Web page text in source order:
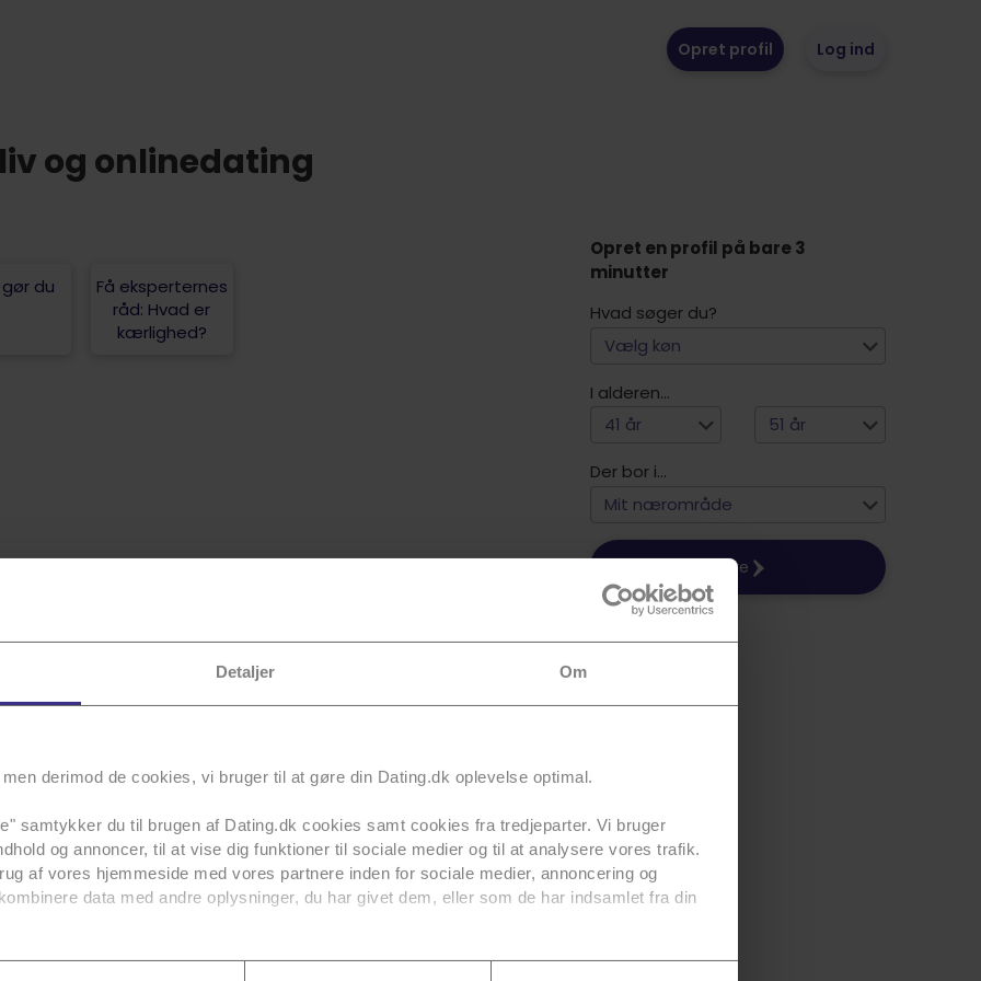
Detaljer Om
derimod de cookies, vi bruger til at gøre din Dating.dk oplevelse optimal.
samtykker du til brugen af Dating.dk cookies samt cookies fra tredjeparter. Vi bruger
og annoncer, til at vise dig funktioner til sociale medier og til at analysere vores trafik.
af vores hjemmeside med vores partnere inden for sociale medier, annoncering og
data med andre oplysninger, du har givet dem, eller som de har indsamlet fra din
Opret profil Log ind
og onlinedating
du
Få eksperternes
råd: Hvad er
kærlighed?
at
Opret en profil på bare 3
minutter
Hvad søger du?
Vælg køn
I alderen...
41 år
51 år
Der bor i...
Mit nærområde
Videre